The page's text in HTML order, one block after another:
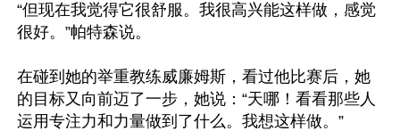
“但现在我觉得它很舒服。我很高兴能这样做，感觉
很好。”帕特森说。
在碰到她的举重教练威廉姆斯，看过他比赛后，她
的目标又向前迈了一步，她说：“天哪！看看那些人
运用专注力和力量做到了什么。我想这样做。”